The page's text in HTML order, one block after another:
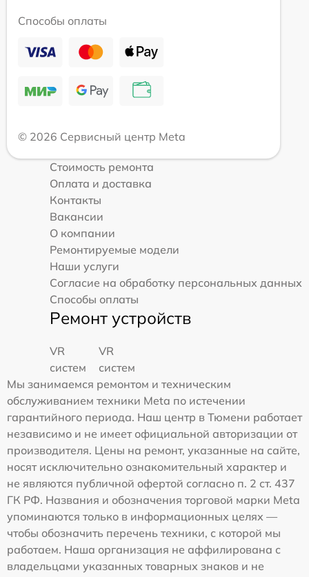
Способы оплаты
© 2026 Сервисный центр Meta
Стоимость ремонта
Оплата и доставка
Контакты
Вакансии
О компании
Ремонтируемые модели
Наши услуги
Согласие на обработку персональных данных
Способы оплаты
Ремонт устройств
VR
систем
VR
систем
Мы занимаемся ремонтом и техническим
обслуживанием техники Meta по истечении
гарантийного периода. Наш центр в Тюмени работает
независимо и не имеет официальной авторизации от
производителя. Цены на ремонт, указанные на сайте,
носят исключительно ознакомительный характер и
не являются публичной офертой согласно п. 2 ст. 437
ГК РФ. Названия и обозначения торговой марки Meta
упоминаются только в информационных целях —
чтобы обозначить перечень техники, с которой мы
работаем. Наша организация не аффилирована с
владельцами указанных товарных знаков и не